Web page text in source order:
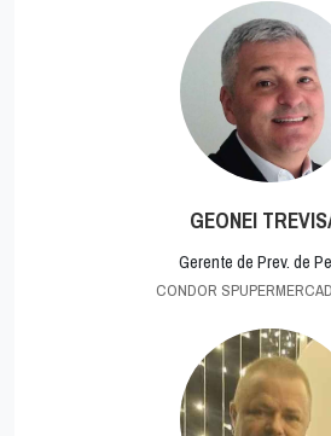
GEONEI
Gerente de Prev. de
CONDOR